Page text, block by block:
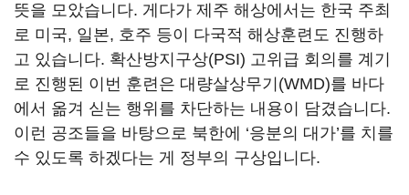
뜻을 모았습니다. 게다가 제주 해상에서는 한국 주최
로 미국, 일본, 호주 등이 다국적 해상훈련도 진행하
고 있습니다. 확산방지구상(PSI) 고위급 회의를 계기
로 진행된 이번 훈련은 대량살상무기(WMD)를 바다
에서 옮겨 싣는 행위를 차단하는 내용이 담겼습니다.
이런 공조들을 바탕으로 북한에 ‘응분의 대가’를 치를
수 있도록 하겠다는 게 정부의 구상입니다.